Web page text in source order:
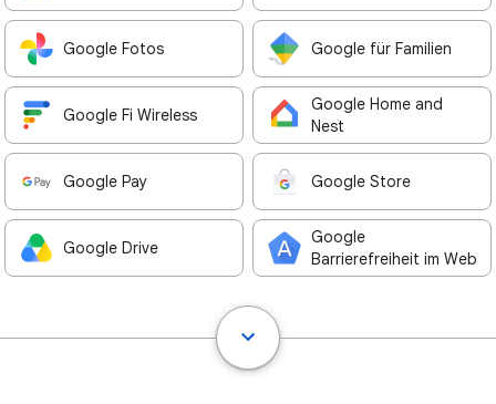
Google Fotos Google für Familien
Google Fi Wireless
Google Home and
Nest
Google Pay Google Store
Google Drive
Google
Barrierefreiheit im Web